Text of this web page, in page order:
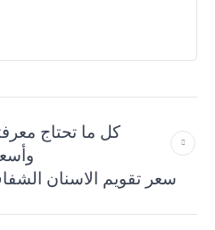
كل ما تحتاج
سعر تقويم الاسنان الشفاف